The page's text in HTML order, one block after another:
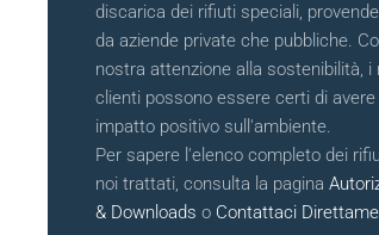
discarica dei rifiuti speciali,
da aziende private che pubbliche.
nostra attenzione alla sostenibilità, i
clienti possono essere certi di avere
impatto positivo sull'ambiente.
Per sapere l'elenco completo dei
noi trattati, consulta la pagina
& Downloads o Contattaci